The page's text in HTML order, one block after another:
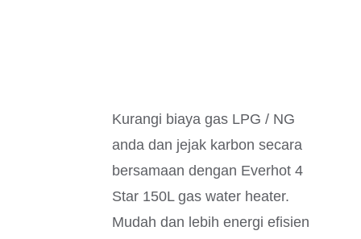
Kurangi biaya gas LPG / NG
anda dan jejak karbon secara
bersamaan dengan Everhot 4
Star 150L gas water heater.
Mudah dan lebih energi efisien